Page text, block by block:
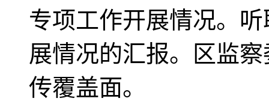
专项工作开展情况。
展情况的汇报。区监
传覆盖面。